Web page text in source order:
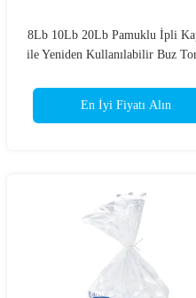
8Lb 10Lb 20Lb Pamuklu İpli
ile Yeniden Kullanılabilir Buz
En İyi Fiyatı Alın